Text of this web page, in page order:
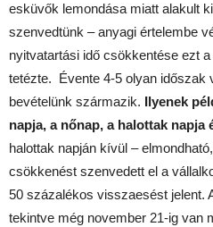
esküvők lemondása miatt alakult
szenvedtünk – anyagi értelembe
nyitvatartási idő csökkentése ezt
tetézte. Évente 4-5 olyan időszak
bevételünk származik. Ilyenek
napja, a nőnap, a halottak napja
halottak napján kívül –
csökkenést szenvedett el a
50 százalékos visszaesést jelent.
tekintve még november 21-ig van